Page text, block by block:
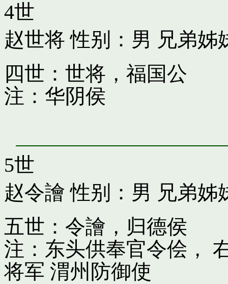
4世
赵世将 性别：男 兄弟姊
四世：世将，福国公
注：华阴侯
5世
赵令譮 性别：男 兄弟姊
五世：令譮，归德侯
注：东头供奉官令侩，
将军 渭州防御使